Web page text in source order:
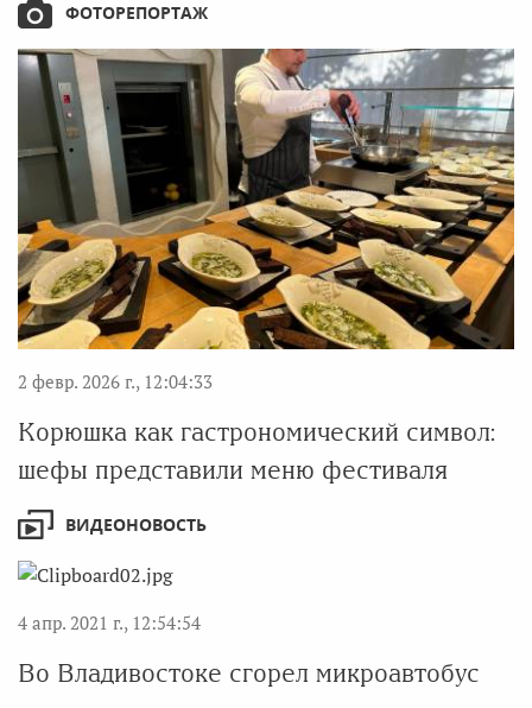
ФОТОРЕПОРТАЖ
2 февр. 2026 г., 12:04:33
Корюшка как гастрономический символ:
шефы представили меню фестиваля
ВИДЕОНОВОСТЬ
4 апр. 2021 г., 12:54:54
Во Владивостоке сгорел микроавтобус